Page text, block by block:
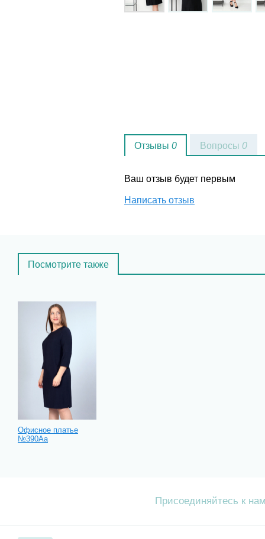
Отзывы 0
Ваш отзыв будет первым
Написать отзыв
Вопросы 0
Посмотрите также
Офисное платье
№390Аа
Присоединяйтесь к